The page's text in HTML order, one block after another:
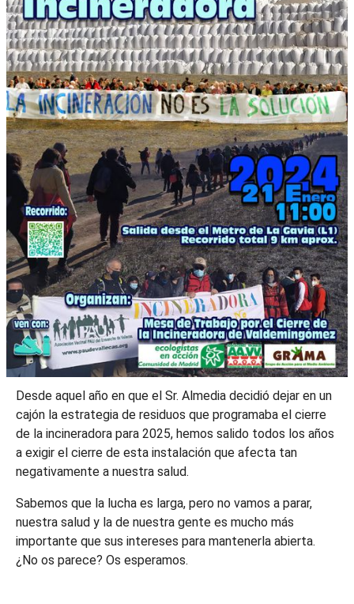
Desde aquel año en que el Sr. Almedia decidió dejar en un
cajón la estrategia de residuos que programaba el cierre
de la incineradora para 2025, hemos salido todos los años
a exigir el cierre de esta instalación que afecta tan
negativamente a nuestra salud.
Sabemos que la lucha es larga, pero no vamos a parar,
nuestra salud y la de nuestra gente es mucho más
importante que sus intereses para mantenerla abierta.
¿No os parece? Os esperamos.